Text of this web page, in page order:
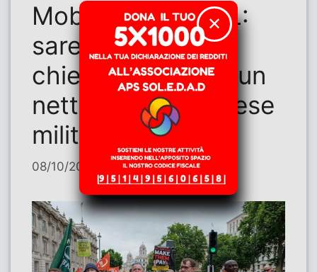
Mobilitazioni CGIL:
saremo in piazza
chiedendo a tutti un
netto stop alle spese
militari
08/10/2025 Alberto Deambrogio
✕